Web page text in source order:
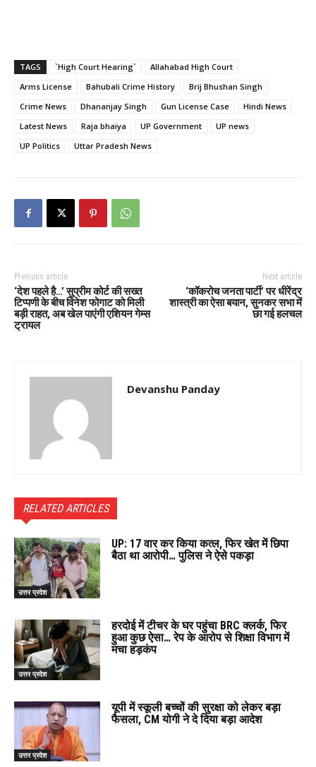
TAGS `High Court Hearing`
Allahabad High Court
Arms License
Bahubali Crime History
Brij Bhushan Singh
Crime News
Dhananjay Singh Gun License Case
Hindi News
Latest News
Raja bhaiya UP Government
UP news
UP Politics
Uttar Pradesh News
Previous article
‘देश पहले है…’ सुप्रीम कोर्ट की सख्त
टिप्पणी के बीच विनेश फोगाट को मिली
बड़ी राहत, अब खेल पाएंगी एशियन गेम्स
ट्रायल
Next article
‘कॉकरोच जनता पार्टी’ पर धीरेंद्र
शास्त्री का ऐसा बयान, सुनकर सभा में
छा गई हलचल
Devanshu Panday
RELATED ARTICLES
उत्तर प्रदेश
UP: 17 वार कर किया कत्ल, फिर खेत में छिपा
बैठा था आरोपी… पुलिस ने ऐसे पकड़ा
उत्तर प्रदेश
हरदोई में टीचर के घर पहुंचा BRC क्लर्क, फिर
हुआ कुछ ऐसा… रेप के आरोप से शिक्षा विभाग में
मचा हड़कंप
उत्तर प्रदेश
यूपी में स्कूली बच्चों की सुरक्षा को लेकर बड़ा
फैसला, CM योगी ने दे दिया बड़ा आदेश